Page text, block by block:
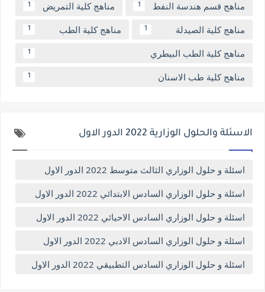
مناهج قسم هندسة النفط 1 مناهج كلية التمريض 1
مناهج كلية الصيدلة 1 مناهج كلية الطب 1
مناهج كلية الطب البيطري 1
مناهج كلية طب الاسنان 1
الاسئلة والحلول الوزارية 2022 الدور الاول
اسئلة و حلول الوزاري الثالث متوسط 2022 الدور الاول
اسئلة و حلول الوزاري السادس الابتدائي 2022 الدور الاول
اسئلة و حلول الوزاري السادس الاحيائي 2022 الدور الاول
اسئلة و حلول الوزاري السادس الادبي 2022 الدور الاول
اسئلة و حلول الوزاري السادس التطبيقي 2022 الدور الاول